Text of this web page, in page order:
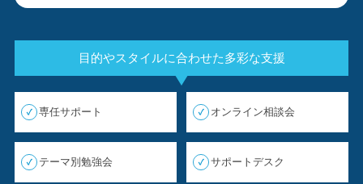
目的やスタイルに合わせた多彩な支援
専任サポート オンライン相談会
テーマ別勉強会 サポートデスク